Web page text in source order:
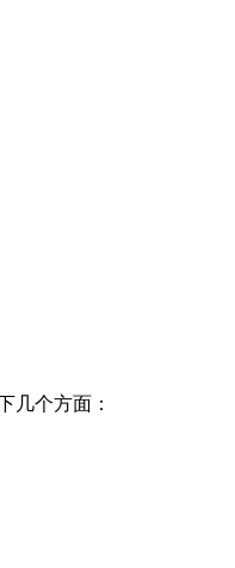
几个方面：